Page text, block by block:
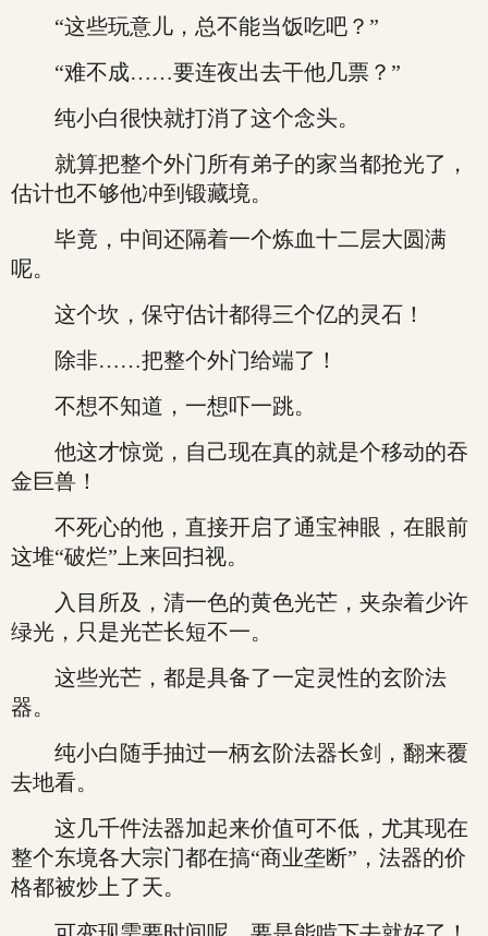
“这些玩意儿，总不能当饭吃吧？”
“难不成……要连夜出去干他几票？”
纯小白很快就打消了这个念头。
就算把整个外门所有弟子的家当都抢光了，
估计也不够他冲到锻藏境。
毕竟，中间还隔着一个炼血十二层大圆满
呢。
这个坎，保守估计都得三个亿的灵石！
除非……把整个外门给端了！
不想不知道，一想吓一跳。
他这才惊觉，自己现在真的就是个移动的吞
金巨兽！
不死心的他，直接开启了通宝神眼，在眼前
这堆“破烂”上来回扫视。
入目所及，清一色的黄色光芒，夹杂着少许
绿光，只是光芒长短不一。
这些光芒，都是具备了一定灵性的玄阶法
器。
纯小白随手抽过一柄玄阶法器长剑，翻来覆
去地看。
这几千件法器加起来价值可不低，尤其现在
整个东境各大宗门都在搞“商业垄断”，法器的价
格都被炒上了天。